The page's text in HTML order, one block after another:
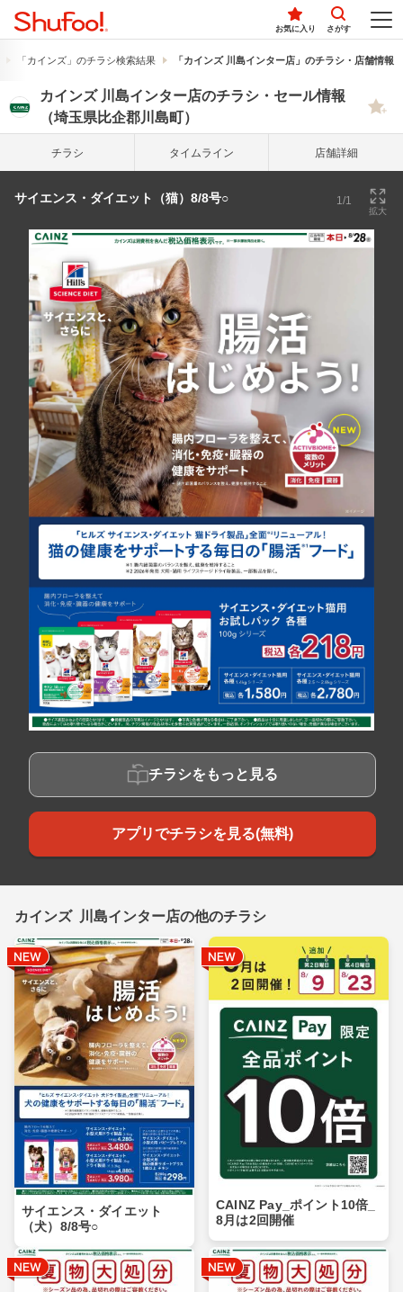
お気に入り さがす
「カインズ」のチラシ検索結果 「カインズ 川島インター店」のチラシ・店舗情報
カインズ 川島インター店のチラシ・セール情報
（埼玉県比企郡川島町）
チラシ タイム ライン 店舗詳細
サイエンス・ダイエット（猫）8/8号○ 1/1
拡大
チラシをもっと見る
アプリでチラシを見る(無料)
カインズ 川島インター店の他のチラシ
サイエンス・ダイエット
（犬）8/8号○
CAINZ Pay_ポイント10倍_
8月は2回開催